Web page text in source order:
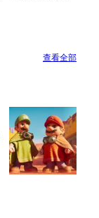
查看全部